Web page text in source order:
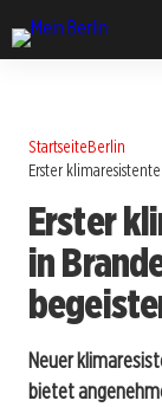
StartseiteBerlin
Erster
Erster
in
Neuer
bietet